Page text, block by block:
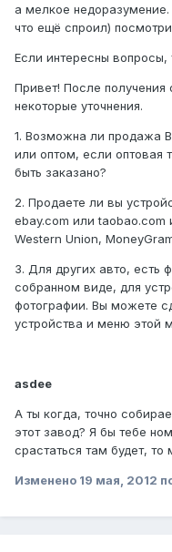
а мелкое недоразумение.
что ещё спроил)
Если интересны вопросы,
Привет! После
некоторые уточнения.
1. Возможна ли продажа
или оптом, если оптовая
быть заказано?
2. Продаете ли вы
ebay.com или taobao.com
Western Union,
3. Для других авто, есть
собранном виде, для
фотографии. Вы можете
устройства и меню этой
asdee
А ты когда, точно
этот завод? Я бы тебе
срастаться там будет, то
Изменено 19 мая, 2012